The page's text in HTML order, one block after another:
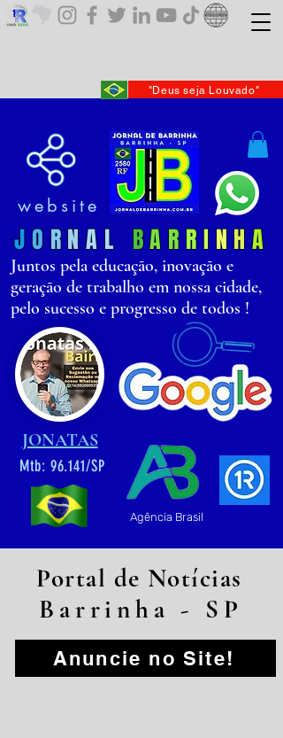
"Deus seja Louvado"
website
JO RNAL BARRI NHA
Juntos pela educação, inovação e
geração de trabalho em nossa cidade,
pelo sucesso e progresso de todos !
JONATAS
Mtb: 96.141/SP
Agência Brasil
Anuncie no Site!
Barrinha - SP
Portal de Notícias